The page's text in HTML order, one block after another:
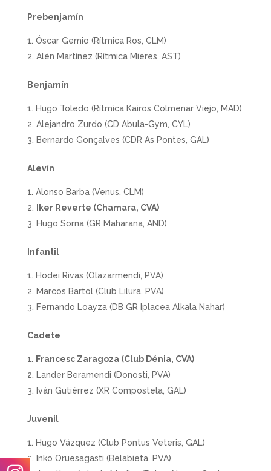
Prebenjamín
Óscar Gemio (Rítmica Ros, CLM)
Alén Martínez (Rítmica Mieres, AST)
Benjamín
Hugo Toledo (Rítmica Kairos Colmenar Viejo, MAD)
Alejandro Zurdo (CD Abula-Gym, CYL)
Bernardo Gonçalves (CDR As Pontes, GAL)
Alevín
Alonso Barba (Venus, CLM)
Iker Reverte (Chamara, CVA)
Hugo Sorna (GR Maharana, AND)
Infantil
Hodei Rivas (Olazarmendi, PVA)
Marcos Bartol (Club Lilura, PVA)
Fernando Loayza (DB GR Iplacea Alkala Nahar)
Cadete
Francesc Zaragoza (Club Dénia, CVA)
Lander Beramendi (Donosti, PVA)
Iván Gutiérrez (XR Compostela, GAL)
Juvenil
Hugo Vázquez (Club Pontus Veteris, GAL)
Inko Oruesagasti (Belabieta, PVA)